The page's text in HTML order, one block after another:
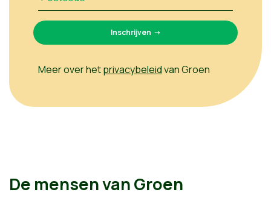
Meer over hetprivacybeleidvan Groen
De mensen van Groen